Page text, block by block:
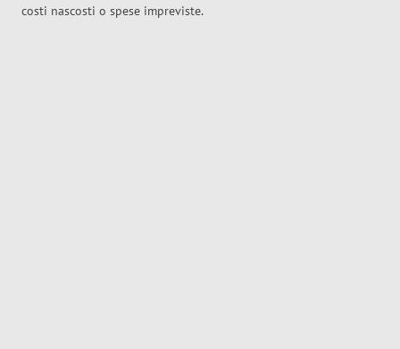
costi nascosti o spese impreviste.